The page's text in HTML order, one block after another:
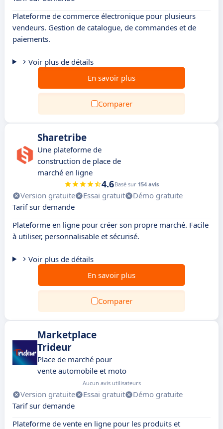
Plateforme de commerce électronique pour plusieurs
vendeurs. Gestion de catalogue, de commandes et de
paiements.
Voir plus de détails
En savoir plus
Comparer
Sharetribe
Une plateforme de
construction de place de
marché en ligne
4.6Basé sur 154 avis
Version gratuite Essai gratuit
Démo gratuite
Tarif sur demande
Plateforme en ligne pour créer son propre marché. Facile
à utiliser, personnalisable et sécurisé.
Voir plus de détails
En savoir plus
Comparer
Marketplace
Trideur
Place de marché pour
vente automobile et moto
Aucun avis utilisateurs
Version gratuite Essai gratuit
Démo gratuite
Tarif sur demande
Plateforme de vente en ligne pour les produits et